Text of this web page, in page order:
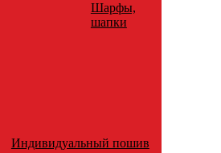
Шарфы,
шапки
Индивидуальный пошив